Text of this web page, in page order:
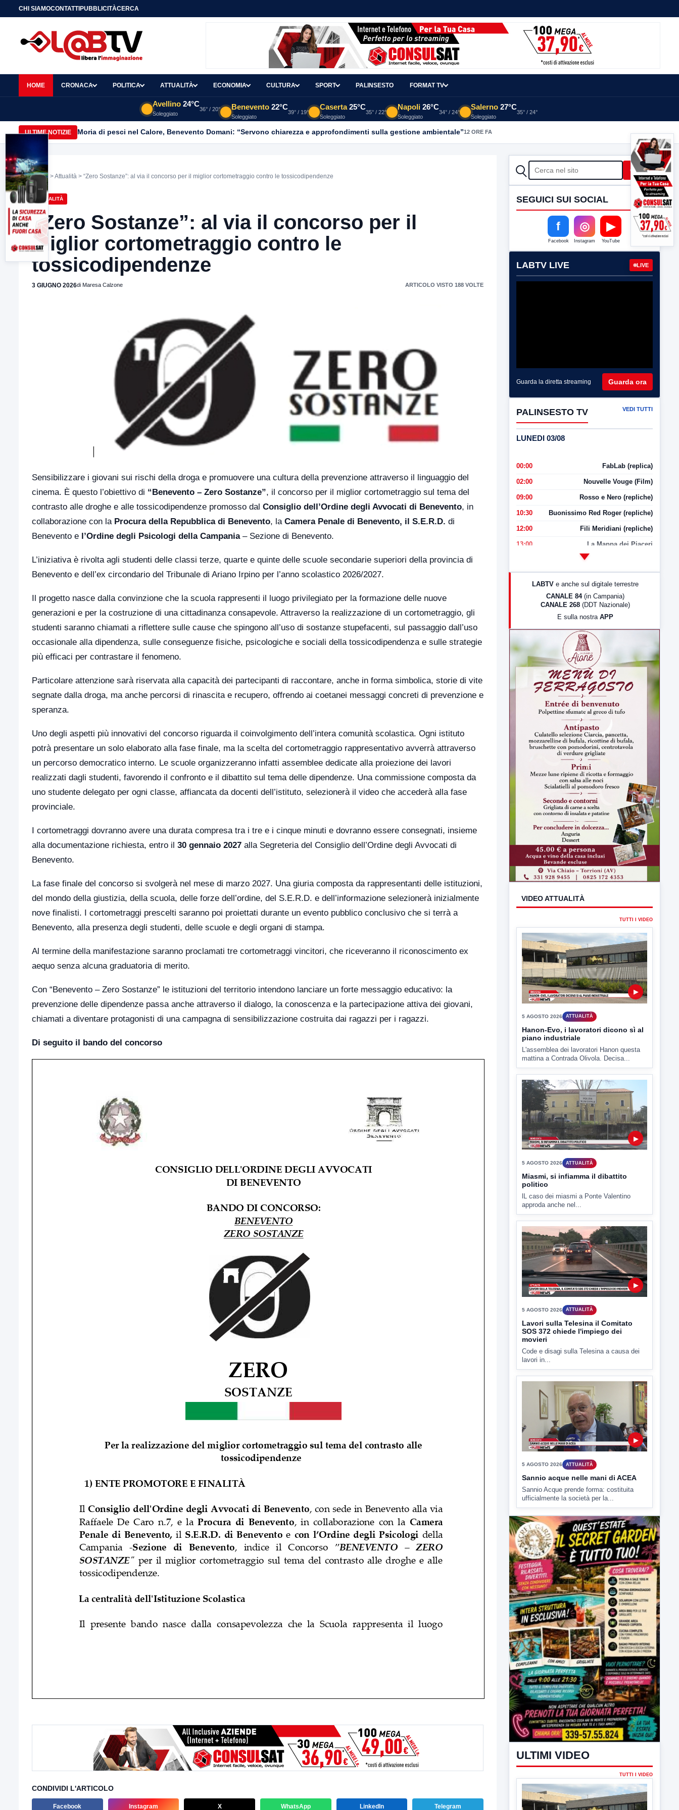
CHI SIAMOCONTATTIPUBBLICITÀCERCA
HOME CRONACA POLITICA ATTUALITÀ ECONOMIA CULTURA SPORT PALINSESTO FORMAT TV
Avellino 24°C
Soleggiato
36° / 20° Benevento 22°C
Soleggiato
39° / 19°
Caserta 25°C
Soleggiato
35° / 22°
Napoli 26°C
Soleggiato
34° / 24°
Salerno 27°C
Soleggiato
35° / 24°
ULTIME NOTIZIE Moria di pesci nel Calore, Benevento Domani: “Servono chiarezza e approfondimenti sulla gestione ambientale”12 ORE FA
Home >Attualità > “Zero Sostanze”: al via il concorso per il miglior cortometraggio contro le tossicodipendenze
ATTUALITÀ
“Zero Sostanze”: al via il concorso per il
miglior cortometraggio contro le
tossicodipendenze
3 GIUGNO 2026di Maresa Calzone ARTICOLO VISTO 188 VOLTE
Sensibilizzare i giovani sui rischi della droga e promuovere una cultura della prevenzione attraverso il linguaggio del
cinema. È questo l’obiettivo di “Benevento – Zero Sostanze”, il concorso per il miglior cortometraggio sul tema del
contrasto alle droghe e alle tossicodipendenze promosso dal Consiglio dell’Ordine degli Avvocati di Benevento, in
collaborazione con la Procura della Repubblica di Benevento, la Camera Penale di Benevento, il S.E.R.D. di
Benevento e l’Ordine degli Psicologi della Campania– Sezione di Benevento.
L’iniziativa è rivolta agli studenti delle classi terze, quarte e quinte delle scuole secondarie superiori della provincia di
Benevento e dell’ex circondario del Tribunale di Ariano Irpino per l’anno scolastico 2026/2027.
Il progetto nasce dalla convinzione che la scuola rappresenti il luogo privilegiato per la formazione delle nuove
generazioni e per la costruzione di una cittadinanza consapevole. Attraverso la realizzazione di un cortometraggio, gli
studenti saranno chiamati a riflettere sulle cause che spingono all’uso di sostanze stupefacenti, sul passaggio dall’uso
occasionale alla dipendenza, sulle conseguenze fisiche, psicologiche e sociali della tossicodipendenza e sulle strategie
più efficaci per contrastare il fenomeno.
Particolare attenzione sarà riservata alla capacità dei partecipanti di raccontare, anche in forma simbolica, storie di vite
segnate dalla droga, ma anche percorsi di rinascita e recupero, offrendo ai coetanei messaggi concreti di prevenzione e
speranza.
Uno degli aspetti più innovativi del concorso riguarda il coinvolgimento dell’intera comunità scolastica. Ogni istituto
potrà presentare un solo elaborato alla fase finale, ma la scelta del cortometraggio rappresentativo avverrà attraverso
un percorso democratico interno. Le scuole organizzeranno infatti assemblee dedicate alla proiezione dei lavori
realizzati dagli studenti, favorendo il confronto e il dibattito sul tema delle dipendenze. Una commissione composta da
uno studente delegato per ogni classe, affiancata da docenti dell’istituto, selezionerà il video che accederà alla fase
provinciale.
I cortometraggi dovranno avere una durata compresa tra i tre e i cinque minuti e dovranno essere consegnati, insieme
alla documentazione richiesta, entro il 30 gennaio 2027 alla Segreteria del Consiglio dell’Ordine degli Avvocati di
Benevento.
La fase finale del concorso si svolgerà nel mese di marzo 2027. Una giuria composta da rappresentanti delle istituzioni,
del mondo della giustizia, della scuola, delle forze dell’ordine, del S.E.R.D. e dell’informazione selezionerà inizialmente
nove finalisti. I cortometraggi prescelti saranno poi proiettati durante un evento pubblico conclusivo che si terrà a
Benevento, alla presenza degli studenti, delle scuole e degli organi di stampa.
Al termine della manifestazione saranno proclamati tre cortometraggi vincitori, che riceveranno il riconoscimento ex
aequo senza alcuna graduatoria di merito.
Con “Benevento – Zero Sostanze” le istituzioni del territorio intendono lanciare un forte messaggio educativo: la
prevenzione delle dipendenze passa anche attraverso il dialogo, la conoscenza e la partecipazione attiva dei giovani,
chiamati a diventare protagonisti di una campagna di sensibilizzazione costruita dai ragazzi per i ragazzi.
Di seguito il bando del concorso
CONDIVIDI L'ARTICOLO
Facebook Instagram X WhatsApp LinkedIn Telegram
CERCA Cerca
SEGUICI SUI SOCIAL
f
Facebook
◎
Instagram
▶
YouTube
LABTV LIVE LIVE
Guarda la diretta streaming Guarda ora
PALINSESTO TV VEDI TUTTI
LUNEDI 03/08
00:00 FabLab (replica)
02:00 Nouvelle Vouge (Film)
09:00 Rosso e Nero (repliche)
10:30 Buonissimo Red Roger (repliche)
12:00 Fili Meridiani (repliche)
13:00 La Mappa dei Piaceri
LabNews (Diretta)
LabNews (replica)
LABTV e anche sul digitale terrestre
CANALE 84 (in Campania)
CANALE 268 (DDT Nazionale)
E sulla nostra APP
VIDEO ATTUALITÀ
▶
5 AGOSTO 2026 ATTUALITÀ
Hanon-Evo, i lavoratori dicono sì al
piano industriale
L'assemblea dei lavoratori Hanon questa
mattina a Contrada Olivola. Decisa...
▶
5 AGOSTO 2026 ATTUALITÀ
Miasmi, si infiamma il dibattito
lL caso dei miasmi a Ponte Valentino
approda anche nel...
▶
5 AGOSTO 2026 ATTUALITÀ
Lavori sulla Telesina il Comitato
SOS 372 chiede l'impiego dei
movieri
Code e disagi sulla Telesina a causa dei
lavori in...
▶
5 AGOSTO 2026 ATTUALITÀ
Sannio acque nelle mani di ACEA
Sannio Acque prende forma: costituita
ufficialmente la società per la...
ULTIMI VIDEO
TUTTI I VIDEO
▶
5 AGOSTO 2026 ATTUALITÀ